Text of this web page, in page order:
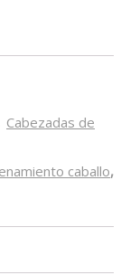
Cabezadas de
caballo,